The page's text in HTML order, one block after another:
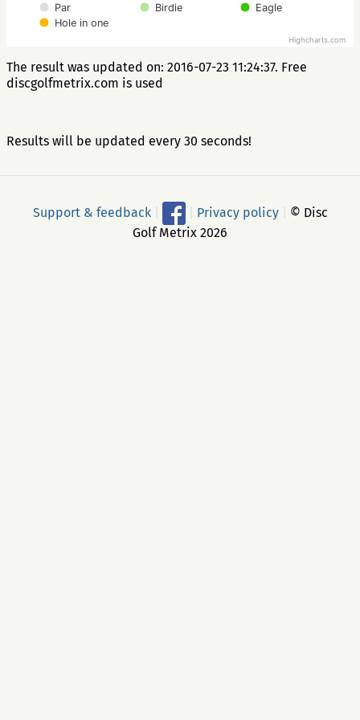
Par
Birdie
Eagle
Hole in one
Highcharts.com
The result was updated on: 2016-07-23 11:24:37. Free
discgolfmetrix.com is used
Results will be updated every 30 seconds!
Support & feedback Privacy policy
© Disc
Golf Metrix 2026